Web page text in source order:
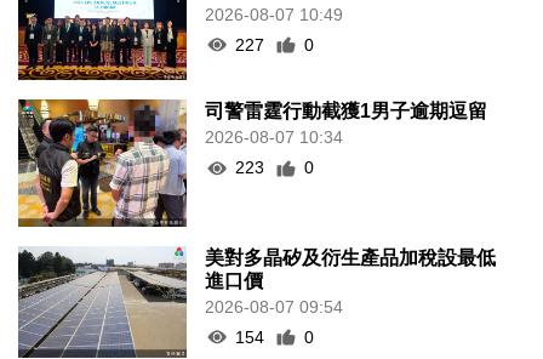
2026-08-07 10:49
227
0
司警雷霆行動截獲1男子逾期逗留
2026-08-07 10:34
223
0
美對多晶矽及衍生產品加稅設最低
進口價
2026-08-07 09:54
154
0